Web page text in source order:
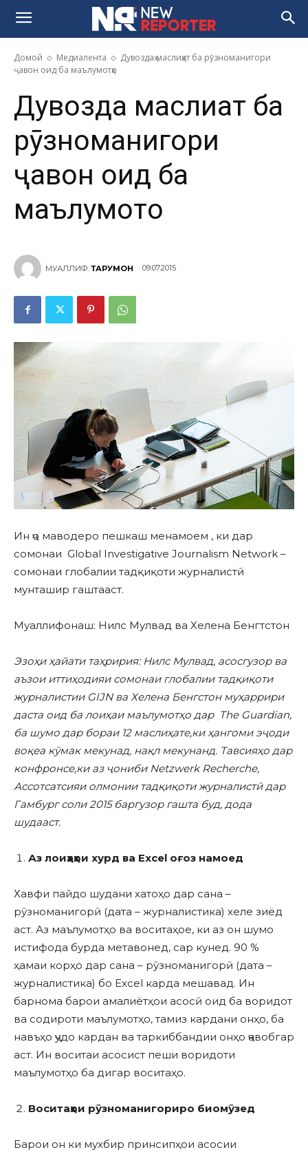
Домой Медиалента
Дувоздаҳ маслиҳат ба рӯзноманигори
ҷавон оид ба маълумотҳо
Дувоздаҳ маслиҳат ба
рӯзноманигори
ҷавон оид ба
маълумотҳо
МУАЛЛИФ: ТАРҶУМОН 09.07.2015
Ин ҷо маводеро пешкаш менамоем , ки дар
сомонаи Global Investigative Journalism Network –
сомонаи глобалии тадқиқоти журналистӣ
мунташир гаштааст.
Муаллифонаш: Нилс Мулвад ва Хелена Бенгтстон
Эзоҳи ҳайати таҳририя: Нилс Мулвад, асосгузор ва
аъзои иттиҳодияи сомонаи глобалии тадқиқоти
журналистии GIJN ва Хелена Бенгстон муҳаррири
даста оид ба лоиҳаи маълумотҳо дар The Guardian,
ба шумо дар бораи 12 маслиҳате,ки ҳангоми эҷоди
воқеа кӯмак мекунад, нақл мекунанд. Тавсияҳо дар
конфронсе,ки аз ҷониби Netzwerk Recherche,
Ассотсатсияи олмонии тадқиқоти журналистӣ дар
Гамбург соли 2015 баргузор гашта буд, дода
шудааст.
Аз лоиҳаҳои хурд ва Excel оғоз намоед
Хавфи пайдо шудани хатоҳо дар сана –
рӯзноманигорӣ (дата – журналистика) хеле зиёд
аст. Аз маълумотҳо ва воситаҳое, ки аз он шумо
истифода бурда метавонед, сар кунед. 90 %
ҳамаи корҳо дар сана – рӯзноманигорӣ (дата –
журналистика) бо Excel карда мешавад. Ин
барнома барои амалиётҳои асосӣ оид ба воридот
ва содироти маълумотҳо, тамиз кардани онҳо, ба
навъҳо ҷудо кардан ва таркиббандии онҳо ҷавобгар
аст. Ин воситаи асосист пеши воридоти
маълумотҳо ба дигар воситаҳо.
Воситаҳои рӯзноманигориро биомӯзед
Барои он ки мухбир принсипҳои асосии